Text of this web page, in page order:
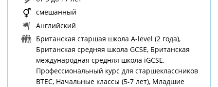
смешанный
Английский
Британская старшая школа A-level (2 года),
Британская средняя школа GCSE, Британская
международная средняя школа iGCSE,
Профессиональный курс для старшеклассников
BTEC, Начальные классы (5-7 лет), Младшие